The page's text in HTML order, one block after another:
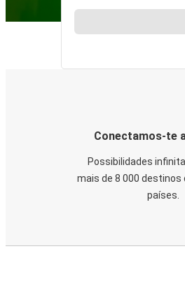
Conectamos-te
Possibilidades
mais de 8 000 destinos
países.